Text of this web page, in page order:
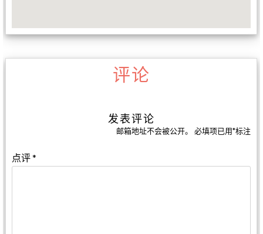
评论
发表评论
邮箱地址不会被公开。 必填项已用*标注
点评*